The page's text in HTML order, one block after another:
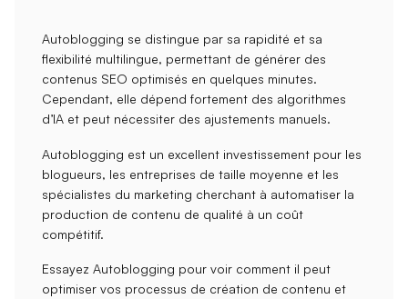
Autoblogging se distingue par sa rapidité et sa
flexibilité multilingue, permettant de générer des
contenus SEO optimisés en quelques minutes.
Cependant, elle dépend fortement des algorithmes
d’IA et peut nécessiter des ajustements manuels.
Autoblogging est un excellent investissement pour les
blogueurs, les entreprises de taille moyenne et les
spécialistes du marketing cherchant à automatiser la
production de contenu de qualité à un coût
compétitif.
Essayez Autoblogging pour voir comment il peut
optimiser vos processus de création de contenu et